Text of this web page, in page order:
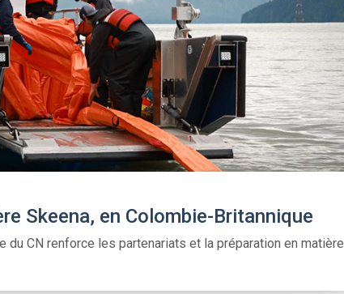
Skeena, en Colombie-Britannique
du CN renforce les partenariats et la préparation en matière